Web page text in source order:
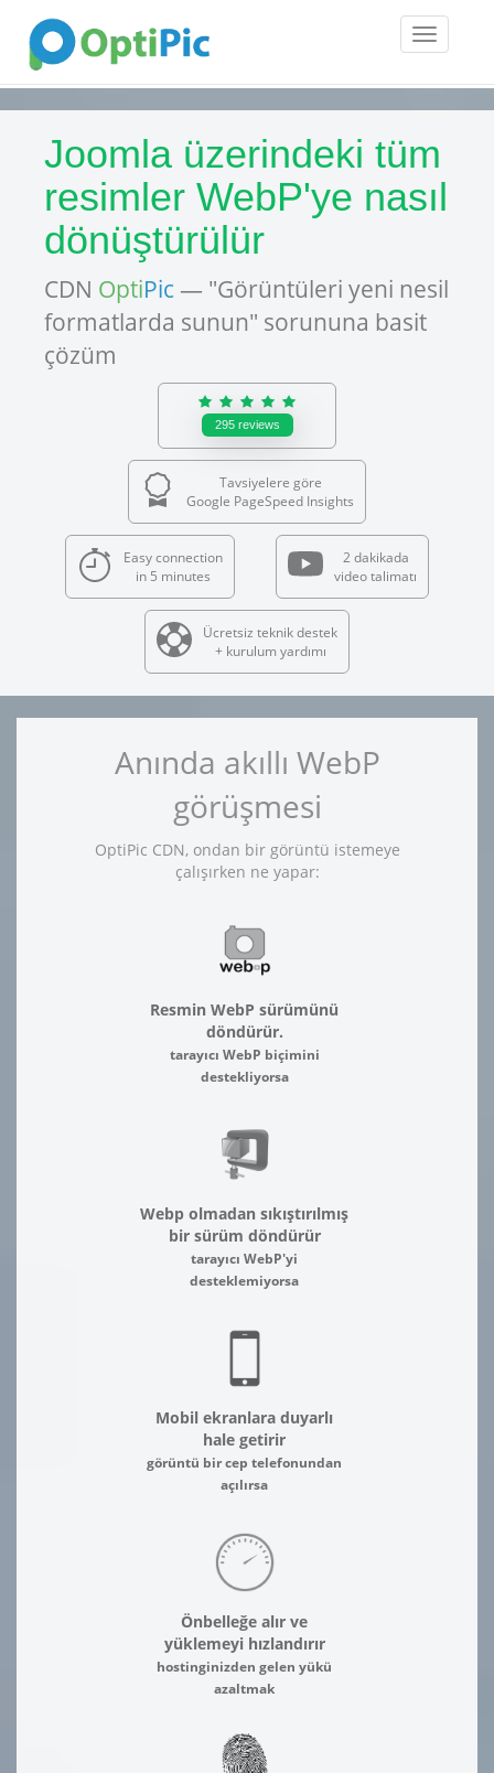
Toggle
Joomla üzerindeki tüm
resimler WebP'ye nasıl
dönüştürülür
CDN OptiPic — "Görüntüleri yeni nesil
formatlarda sunun" sorununa basit
çözüm
295 reviews
Tavsiyelere göre
Google PageSpeed Insights
Easy connection
in 5 minutes
2 dakikada
video talimatı
Ücretsiz teknik destek
+ kurulum yardımı
Anında akıllı WebP
görüşmesi
OptiPic CDN, ondan bir görüntü istemeye
çalışırken ne yapar:
Resmin WebP sürümünü
döndürür.
tarayıcı WebP biçimini
destekliyorsa
Webp olmadan sıkıştırılmış
bir sürüm döndürür
tarayıcı WebP'yi
desteklemiyorsa
Mobil ekranlara duyarlı
hale getirir
görüntü bir cep telefonundan
açılırsa
Önbelleğe alır ve
yüklemeyi hızlandırır
hostinginizden gelen yükü
azaltmak